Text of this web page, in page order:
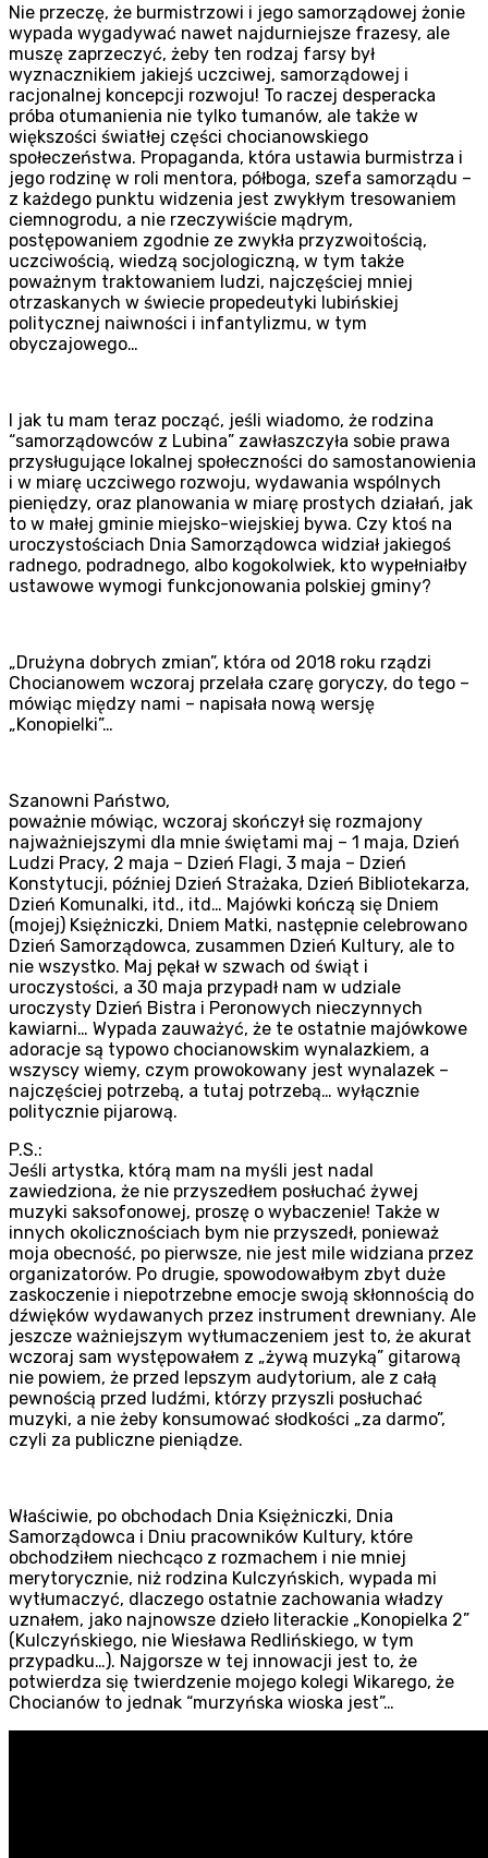
Nie przeczę, że burmistrzowi i jego samorządowej żonie
wypada wygadywać nawet najdurniejsze frazesy, ale
muszę zaprzeczyć, żeby ten rodzaj farsy był
wyznacznikiem jakiejś uczciwej, samorządowej i
racjonalnej koncepcji rozwoju! To raczej desperacka
próba otumanienia nie tylko tumanów, ale także w
większości światłej części chocianowskiego
społeczeństwa. Propaganda, która ustawia burmistrza i
jego rodzinę w roli mentora, półboga, szefa samorządu –
z każdego punktu widzenia jest zwykłym tresowaniem
ciemnogrodu, a nie rzeczywiście mądrym,
postępowaniem zgodnie ze zwykła przyzwoitością,
uczciwością, wiedzą socjologiczną, w tym także
poważnym traktowaniem ludzi, najczęściej mniej
otrzaskanych w świecie propedeutyki lubińskiej
politycznej naiwności i infantylizmu, w tym
obyczajowego…
I jak tu mam teraz począć, jeśli wiadomo, że rodzina
“samorządowców z Lubina” zawłaszczyła sobie prawa
przysługujące lokalnej społeczności do samostanowienia
i w miarę uczciwego rozwoju, wydawania wspólnych
pieniędzy, oraz planowania w miarę prostych działań, jak
to w małej gminie miejsko-wiejskiej bywa. Czy ktoś na
uroczystościach Dnia Samorządowca widział jakiegoś
radnego, podradnego, albo kogokolwiek, kto wypełniałby
ustawowe wymogi funkcjonowania polskiej gminy?
„Drużyna dobrych zmian”, która od 2018 roku rządzi
Chocianowem wczoraj przelała czarę goryczy, do tego –
mówiąc między nami – napisała nową wersję
„Konopielki”…
Szanowni Państwo,
poważnie mówiąc, wczoraj skończył się rozmajony
najważniejszymi dla mnie świętami maj – 1 maja, Dzień
Ludzi Pracy, 2 maja – Dzień Flagi, 3 maja – Dzień
Konstytucji, później Dzień Strażaka, Dzień Bibliotekarza,
Dzień Komunalki, itd., itd… Majówki kończą się Dniem
(mojej) Księżniczki, Dniem Matki, następnie celebrowano
Dzień Samorządowca, zusammen Dzień Kultury, ale to
nie wszystko. Maj pękał w szwach od świąt i
uroczystości, a 30 maja przypadł nam w udziale
uroczysty Dzień Bistra i Peronowych nieczynnych
kawiarni… Wypada zauważyć, że te ostatnie majówkowe
adoracje są typowo chocianowskim wynalazkiem, a
wszyscy wiemy, czym prowokowany jest wynalazek –
najczęściej potrzebą, a tutaj potrzebą… wyłącznie
politycznie pijarową.
P.S.:
Jeśli artystka, którą mam na myśli jest nadal
zawiedziona, że nie przyszedłem posłuchać żywej
muzyki saksofonowej, proszę o wybaczenie! Także w
innych okolicznościach bym nie przyszedł, ponieważ
moja obecność, po pierwsze, nie jest mile widziana przez
organizatorów. Po drugie, spowodowałbym zbyt duże
zaskoczenie i niepotrzebne emocje swoją skłonnością do
dźwięków wydawanych przez instrument drewniany. Ale
jeszcze ważniejszym wytłumaczeniem jest to, że akurat
wczoraj sam występowałem z „żywą muzyką” gitarową
nie powiem, że przed lepszym audytorium, ale z całą
pewnością przed ludźmi, którzy przyszli posłuchać
muzyki, a nie żeby konsumować słodkości „za darmo”,
czyli za publiczne pieniądze.
Właściwie, po obchodach Dnia Księżniczki, Dnia
Samorządowca i Dniu pracowników Kultury, które
obchodziłem niechcąco z rozmachem i nie mniej
merytorycznie, niż rodzina Kulczyńskich, wypada mi
wytłumaczyć, dlaczego ostatnie zachowania władzy
uznałem, jako najnowsze dzieło literackie „Konopielka 2”
(Kulczyńskiego, nie Wiesława Redlińskiego, w tym
przypadku…). Najgorsze w tej innowacji jest to, że
potwierdza się twierdzenie mojego kolegi Wikarego, że
Chocianów to jednak “murzyńska wioska jest”…